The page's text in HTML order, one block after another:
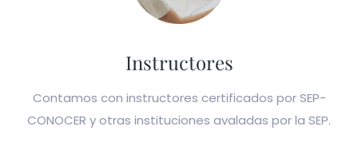
Instructores
Contamos con instructores certificados por SEP-
CONOCER y otras instituciones avaladas por la SEP.